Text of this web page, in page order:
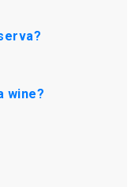
wine?